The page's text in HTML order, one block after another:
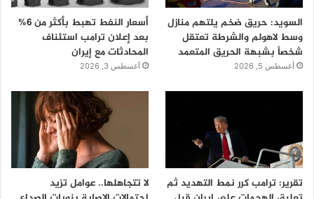
السويد: حريق ضخم يلتهم منازل
وسط لاهولم والشرطة تعتقل
شخصاً بشبهة الحريق المتعمد
أغسطس 5, 2026
أسعار النفط تهبط بأكثر من 6%
بعد إعلان ترامب استئناف
المحادثات مع إيران
أغسطس 3, 2026
تقرير: ترامب كرر نمط التهديد ثم
لا تتجاهلها.. عوامل تزيد